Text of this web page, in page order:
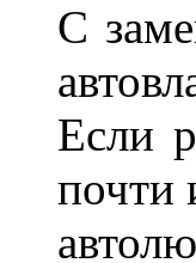
С
Если
почти